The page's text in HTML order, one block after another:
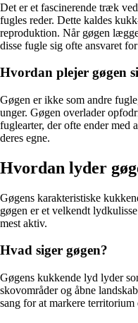
Det er et fascinerende træk
fugles reder. Dette kaldes
reproduktion. Når gøgen
disse fugle sig ofte ansvaret
Hvordan plejer gøgen
Gøgen er ikke som andre
unger. Gøgen overlader
fuglearter, der ofte ender med
deres egne.
Hvordan lyder
Gøgens karakteristiske
gøgen er et velkendt
mest aktiv.
Hvad siger gøgen?
Gøgens kukkende lyd lyder
skovområder og åbne
sang for at markere